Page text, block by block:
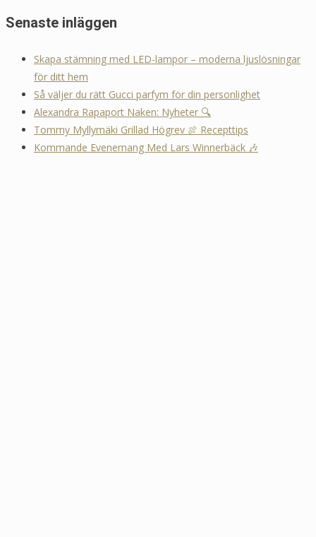
Senaste inläggen
Skapa stämning med LED-lampor – moderna ljuslösningar
för ditt hem
Så väljer du rätt Gucci parfym för din personlighet
Alexandra Rapaport Naken: Nyheter 🔍
Tommy Myllymäki Grillad Högrev 🍖 Recepttips
Kommande Evenemang Med Lars Winnerbäck 🎶